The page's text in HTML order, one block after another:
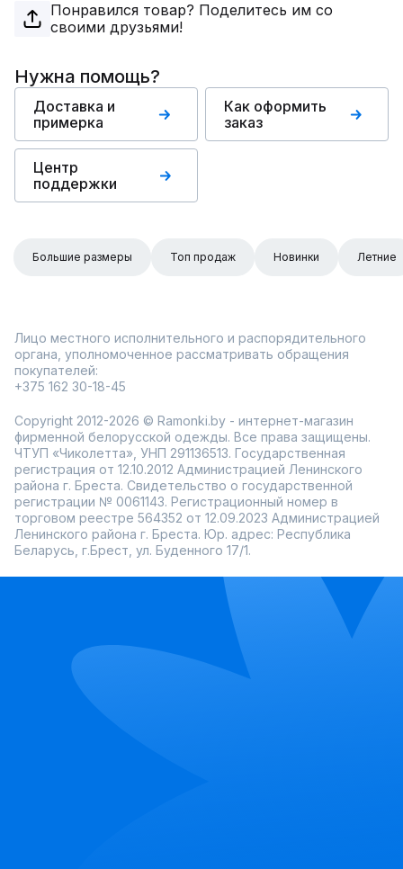
Понравился товар? Поделитесь им со
своими друзьями!
Нужна помощь?
Доставка и
примерка
Как оформить
заказ
Центр
поддержки
Большие размеры Топ продаж Новинки Летние
Лицо местного исполнительного и распорядительного
органа, уполномоченное рассматривать обращения
покупателей:
+375 162 30-18-45
Copyright 2012-2026 © Ramonki.by - интернет-магазин
фирменной белорусской одежды. Все права защищены.
ЧТУП «Чиколетта», УНП 291136513. Государственная
регистрация от 12.10.2012 Администрацией Ленинского
района г. Бреста. Свидетельство о государственной
регистрации № 0061143. Регистрационный номер в
торговом реестре 564352 от 12.09.2023 Администрацией
Ленинского района г. Бреста. Юр. адрес: Республика
Беларусь, г.Брест, ул. Буденного 17/1.